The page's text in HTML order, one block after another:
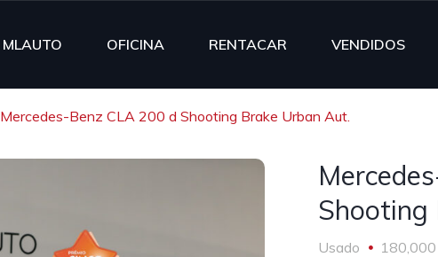
MLAUTO OFICINA RENTACAR VENDIDOS
Mercedes-Benz CLA 200 d Shooting Brake Urban Aut.
Shooting
Usado 180,000